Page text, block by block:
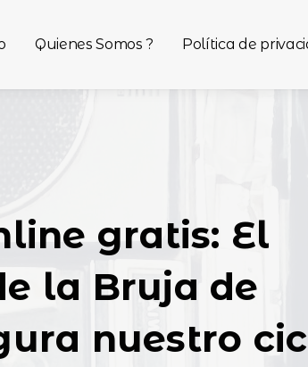
Quienes Somos ? Política de
gratis: El
la Bruja de
nuestro